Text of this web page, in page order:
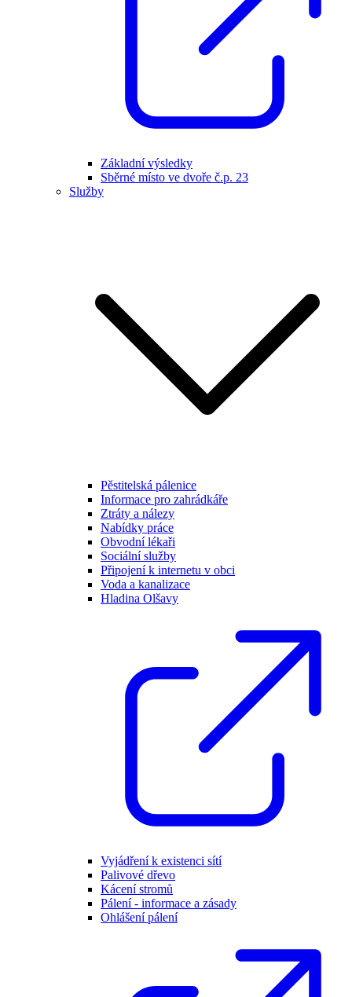
Základní výsledky
Sběrné místo ve dvoře č.p. 23
Služby
Pěstitelská pálenice
Informace pro zahrádkáře
Ztráty a nálezy
Nabídky práce
Obvodní lékaři
Sociální služby
Připojení k internetu v obci
Voda a kanalizace
Hladina Olšavy
Vyjádření k existenci sítí
Palivové dřevo
Kácení stromů
Pálení - informace a zásady
Ohlášení pálení